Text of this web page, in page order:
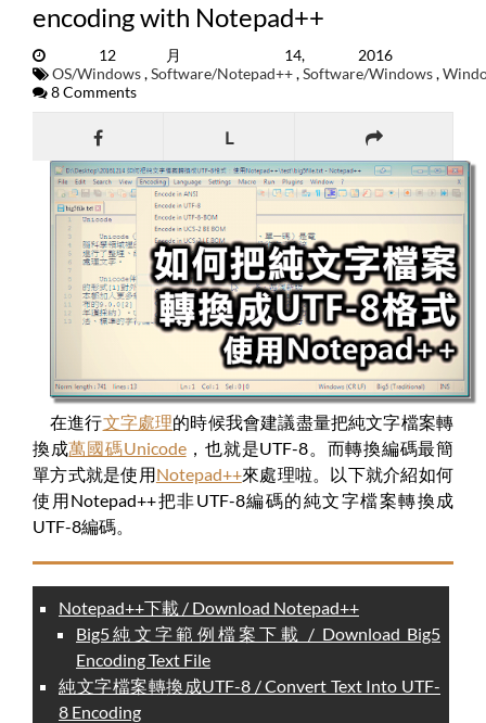
encoding with Notepad++
12月 14, 2016
OS/Windows,Software/Notepad++,Software/Windows,
8 Comments
L
在進行文字處理的時候我會建議盡量把純文字檔案轉
換成萬國碼Unicode，也就是UTF-8。而轉換編碼最簡
單方式就是使用Notepad++來處理啦。以下就介紹如何
使用Notepad++把非UTF-8編碼的純文字檔案轉換成
UTF-8編碼。
Notepad++下載 / Download Notepad++
Big5純文字範例檔案下載 / Download Big5
Encoding Text File
純文字檔案轉換成UTF-8 / Convert Text Into UTF-
8 Encoding